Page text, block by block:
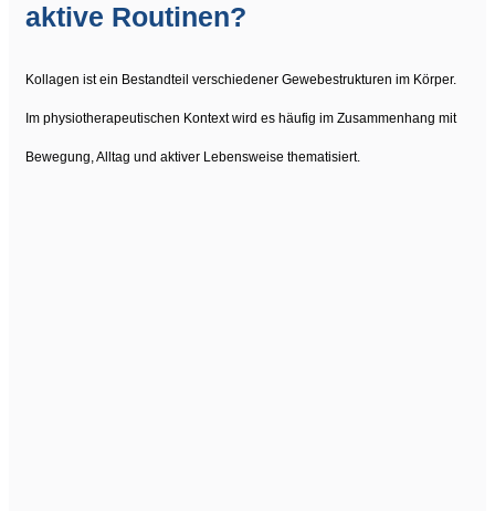
aktive Routinen?
Kollagen ist ein Bestandteil verschiedener Gewebestrukturen im Körper.
Im physiotherapeutischen Kontext wird es häufig im Zusammenhang mit
Bewegung, Alltag und aktiver Lebensweise thematisiert.